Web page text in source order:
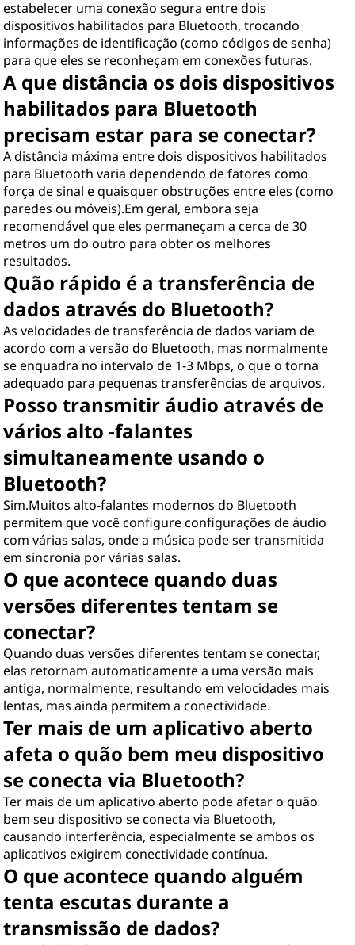
estabelecer uma conexão segura entre dois
dispositivos habilitados para Bluetooth, trocando
informações de identificação (como códigos de senha)
para que eles se reconheçam em conexões futuras.
A que distância os dois dispositivos
habilitados para Bluetooth
precisam estar para se conectar?
A distância máxima entre dois dispositivos habilitados
para Bluetooth varia dependendo de fatores como
força de sinal e quaisquer obstruções entre eles (como
paredes ou móveis).Em geral, embora seja
recomendável que eles permaneçam a cerca de 30
metros um do outro para obter os melhores
resultados.
Quão rápido é a transferência de
dados através do Bluetooth?
As velocidades de transferência de dados variam de
acordo com a versão do Bluetooth, mas normalmente
se enquadra no intervalo de 1-3 Mbps, o que o torna
adequado para pequenas transferências de arquivos.
Posso transmitir áudio através de
vários alto -falantes
simultaneamente usando o
Bluetooth?
Sim.Muitos alto-falantes modernos do Bluetooth
permitem que você configure configurações de áudio
com várias salas, onde a música pode ser transmitida
em sincronia por várias salas.
O que acontece quando duas
versões diferentes tentam se
conectar?
Quando duas versões diferentes tentam se conectar,
elas retornam automaticamente a uma versão mais
antiga, normalmente, resultando em velocidades mais
lentas, mas ainda permitem a conectividade.
Ter mais de um aplicativo aberto
afeta o quão bem meu dispositivo
se conecta via Bluetooth?
Ter mais de um aplicativo aberto pode afetar o quão
bem seu dispositivo se conecta via Bluetooth,
causando interferência, especialmente se ambos os
aplicativos exigirem conectividade contínua.
O que acontece quando alguém
tenta escutas durante a
transmissão de dados?